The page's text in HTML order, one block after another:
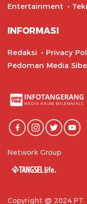
Entertainment
INFORMASI
Redaksi Privacy
Pedoman Media
Network Group
Copyright @ 2024